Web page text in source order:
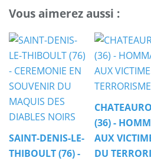
Vous aimerez aussi :
SAINT-DENIS-LE-
THIBOULT (76) -
(36) -
AUX
DU